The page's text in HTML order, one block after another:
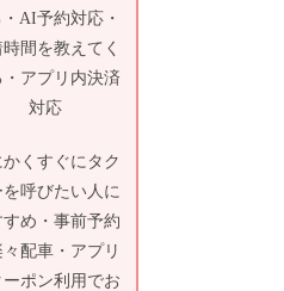
AI予約対応・
間を教えてく
・アプリ内決済
対応
かくすぐにタク
を呼びたい人に
すめ・事前予約
々配車・アプリ
ーポン利用でお